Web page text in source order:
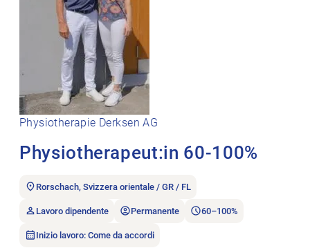
Physiotherapie Derksen AG
Physiotherapeut:in 60-100%
Rorschach, Svizzera orientale / GR / FL
Lavoro dipendente Permanente 60–100%
Inizio lavoro: Come da accordi